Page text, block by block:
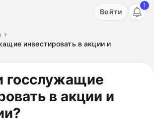
пробный период на 3 дня!
Войти
1
инвестировать в акции и
госслужащие
в акции и